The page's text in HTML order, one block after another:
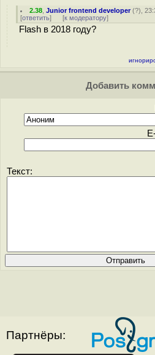
2.38 ,Junior frontend developer(?),
[ответить] [к модератору]
Flash в 2018 году?
Добавить
Текст:
Партнёры: